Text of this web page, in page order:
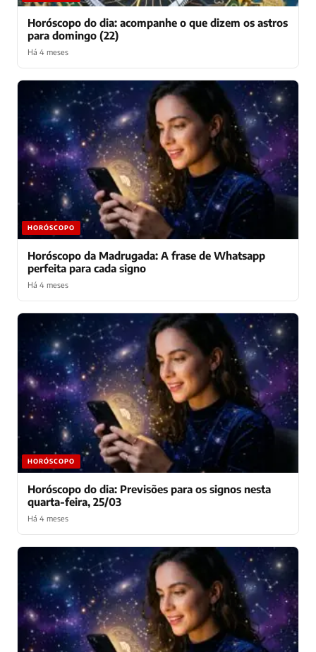
Horóscopo do dia: acompanhe o que dizem os astros
para domingo (22)
Há 4 meses
HORÓSCOPO
Horóscopo da Madrugada: A frase de Whatsapp
perfeita para cada signo
Há 4 meses
HORÓSCOPO
Horóscopo do dia: Previsões para os signos nesta
quarta-feira, 25/03
Há 4 meses